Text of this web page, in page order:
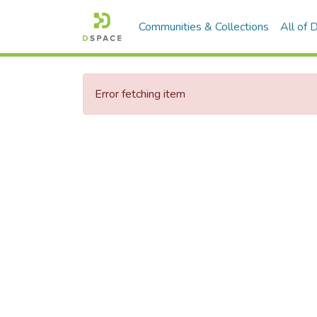
Communities & Collections All of
Error fetching item